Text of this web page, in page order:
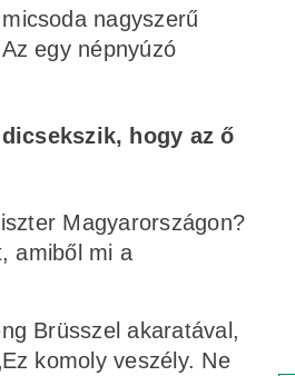
nagyszerű
egy népnyúzó
hogy az ő
Magyarországon?
amiből mi a
Brüsszel akaratával,
komoly veszély. Ne